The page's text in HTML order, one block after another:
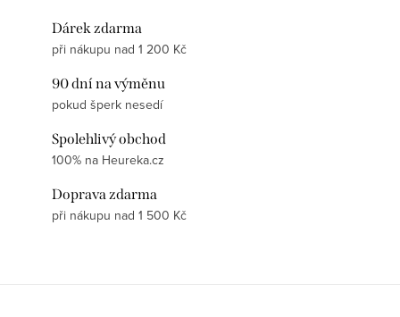
Dárek zdarma
při nákupu nad 1 200 Kč
90 dní na výměnu
pokud šperk nesedí
Spolehlivý obchod
100% na Heureka.cz
Doprava zdarma
při nákupu nad 1 500 Kč